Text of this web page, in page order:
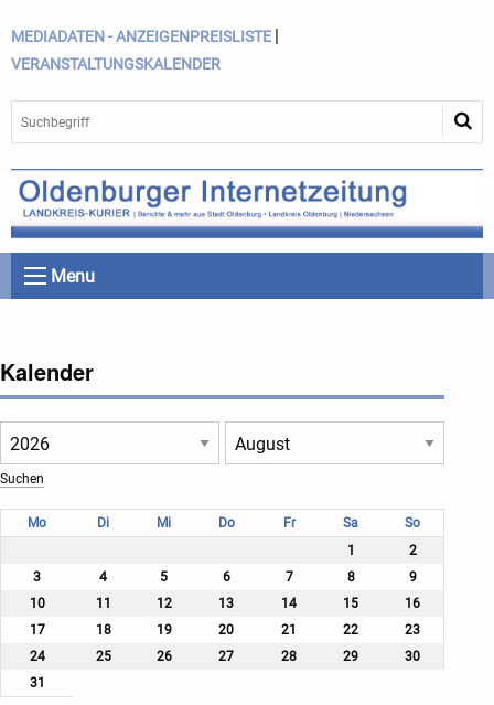
MEDIADATEN - ANZEIGENPREISLISTE |
VERANSTALTUNGSKALENDER
Menu
Kalender
Mo Di Mi Do Fr Sa
So
1
2
3
4 5 6 7 8
9
10
11 12 13 14 15
16
17
18 19 20 21 22
23
24
25 26 27 28 29
30
31